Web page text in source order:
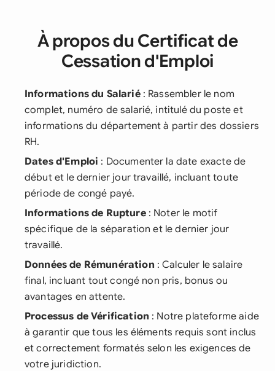
À propos du Certificat de
Cessation d'Emploi
Informations du Salarié: Rassembler le nom
complet, numéro de salarié, intitulé du poste et
informations du département à partir des dossiers
RH.
Dates d'Emploi : Documenter la date exacte de
début et le dernier jour travaillé, incluant toute
période de congé payé.
Informations de Rupture: Noter le motif
spécifique de la séparation et le dernier jour
travaillé.
Données de Rémunération : Calculer le salaire
final, incluant tout congé non pris, bonus ou
avantages en attente.
Processus de Vérification : Notre plateforme aide
à garantir que tous les éléments requis sont inclus
et correctement formatés selon les exigences de
votre juridiction.